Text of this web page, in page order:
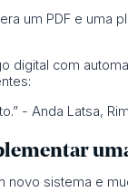
um PDF e uma
digital com
- Anda Latsa,
novo sistema e